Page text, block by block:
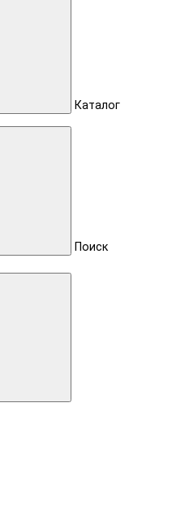
Каталог
Поиск